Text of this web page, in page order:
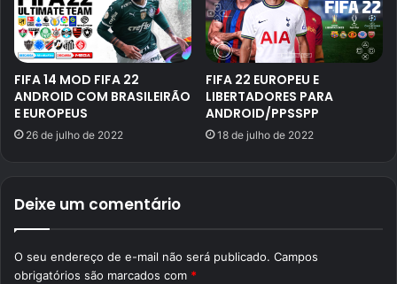
FIFA 14 MOD FIFA 22
ANDROID COM BRASILEIRÃO
E EUROPEUS
26 de julho de 2022
FIFA 22 EUROPEU E
LIBERTADORES PARA
ANDROID/PPSSPP
18 de julho de 2022
Deixe um comentário
O seu endereço de e-mail não será publicado. Campos
obrigatórios são marcados com *